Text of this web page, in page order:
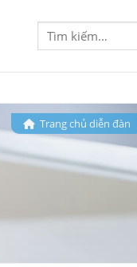
Trang chủ diễn đàn